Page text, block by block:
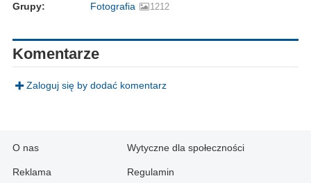
Grupy: Fotografia 1212
Komentarze
Zaloguj się by dodać komentarz
O nas
Reklama
Wytyczne dla społeczności
Regulamin